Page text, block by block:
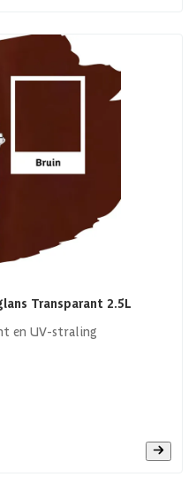
Transparant 2.5L
en UV-straling